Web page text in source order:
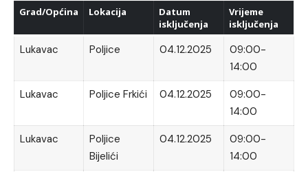
Grad/Općina Lokacija
Datum
isključenja
Vrijeme
isključenja
Lukavac Poljice 04.12.2025
09:00-
14:00
Lukavac
Poljice Frkići 04.12.2025
09:00-
14:00
Lukavac
Poljice
Bijelići
04.12.2025
09:00-
14:00